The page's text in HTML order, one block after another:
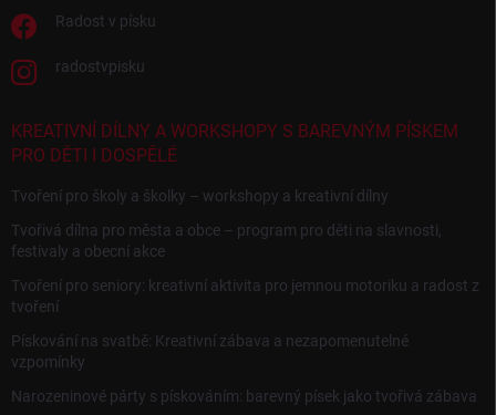
Radost v písku
radostvpisku
KREATIVNÍ DÍLNY A WORKSHOPY S BAREVNÝM PÍSKEM
PRO DĚTI I DOSPĚLÉ
Tvoření pro školy a školky – workshopy a kreativní dílny
Tvořivá dílna pro města a obce – program pro děti na slavnosti,
festivaly a obecní akce
Tvoření pro seniory: kreativní aktivita pro jemnou motoriku a radost z
tvoření
Pískování na svatbě: Kreativní zábava a nezapomenutelné
vzpomínky
Narozeninové párty s pískováním: barevný písek jako tvořivá zábava